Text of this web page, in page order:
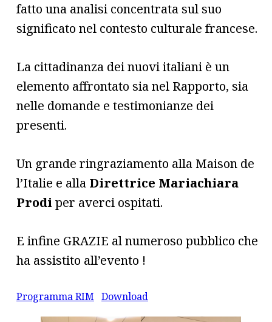
fatto una analisi concentrata sul suo
significato nel contesto culturale francese.
La cittadinanza dei nuovi italiani è un
elemento affrontato sia nel Rapporto, sia
nelle domande e testimonianze dei
presenti.
Un grande ringraziamento alla Maison de
l’Italie e alla Direttrice Mariachiara
Prodi per averci ospitati.
E infine GRAZIE al numeroso pubblico che
ha assistito all’evento !
Programma RIM Download